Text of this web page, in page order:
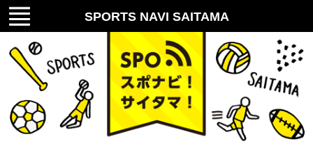
スポナビ！サイタマ！
メニ
ュー
SPORTS NAVI SAITAMA